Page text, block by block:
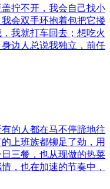
拧不开，我会自己找小
会双手环抱着包把它搂
我就打车回去；想吃火
边人总说我独立，前任
的人都在马不停蹄地往
上班族都铆足了劲，用
三餐，也从现做的热菜
，也在加速的节奏中，